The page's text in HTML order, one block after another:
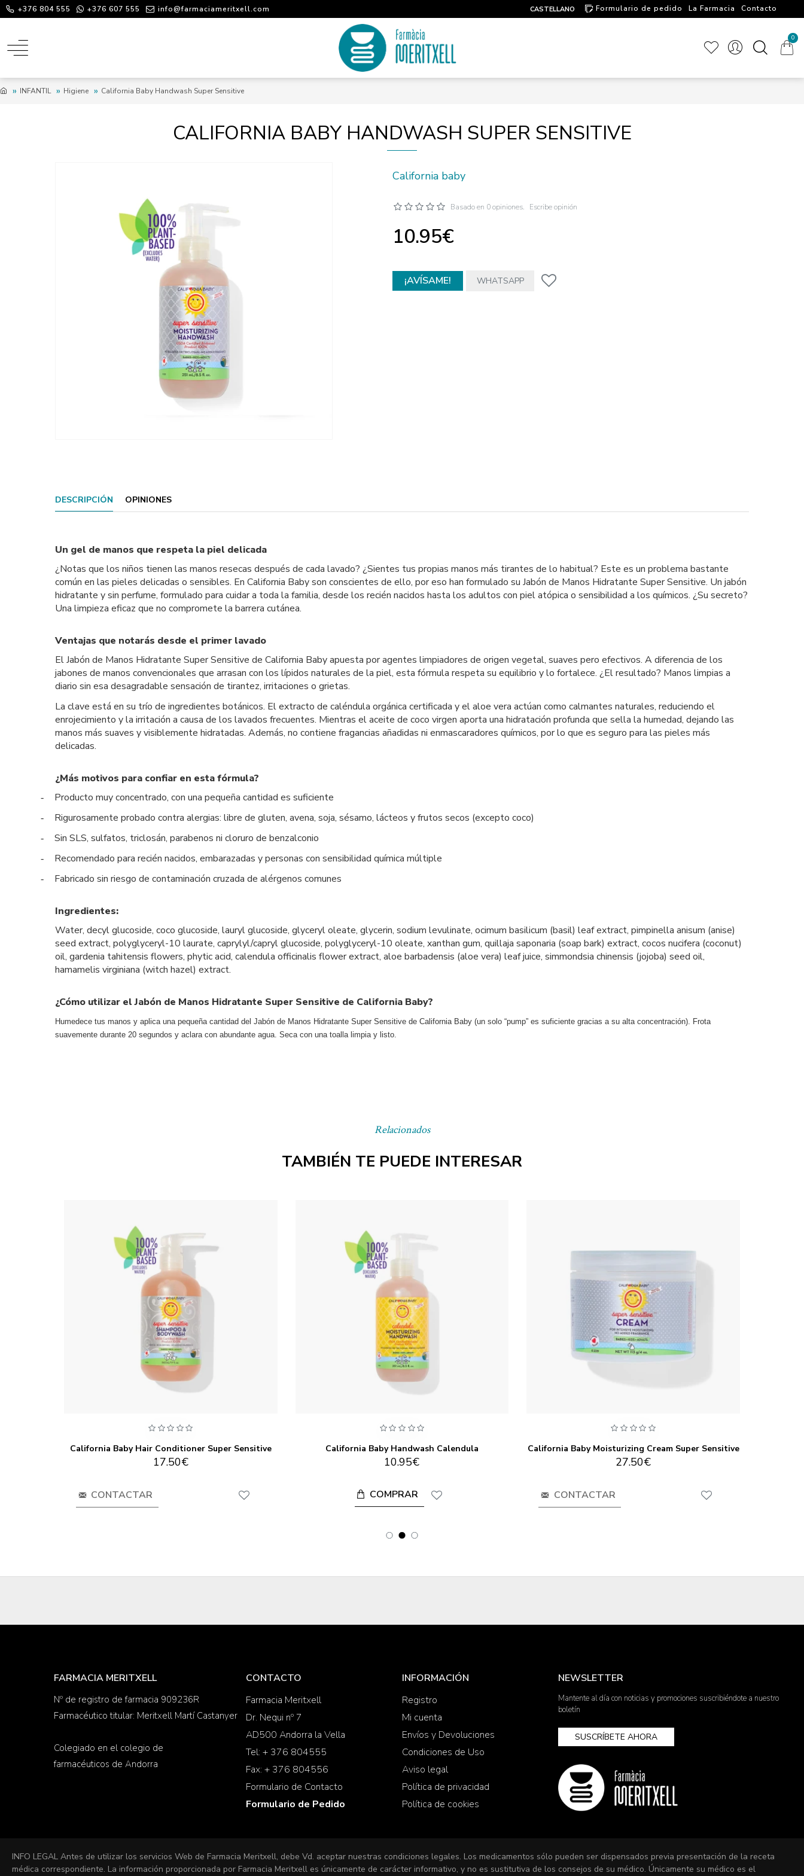
+376 804 555 +376 607 555 info@farmaciameritxell.com CASTELLANO Formulario de pedido La Farmacia
Contacto
0
INFANTIL Higiene California Baby Handwash Super Sensitive
CALIFORNIA BABY HANDWASH SUPER SENSITIVE
California baby
Basado en 0 opiniones. Escribe opinión
10.95€
¡AVÍSAME! WHATSAPP
Relacionados
TAMBIÉN TE PUEDE INTERESAR
California Baby Hair Conditioner Super Sensitive
17.50€
CONTACTAR
California Baby Handwash Calendula
10.95€
COMPRAR
California Baby Moisturizing Cream Super Sensitive
27.50€
CONTACTAR
DESCRIPCIÓN OPINIONES
Un gel de manos que respeta la piel delicada
¿Notas que los niños tienen las manos resecas después de cada lavado? ¿Sientes tus propias manos más tirantes de lo habitual? Este es un problema bastante
común en las pieles delicadas o sensibles. En California Baby son conscientes de ello, por eso han formulado su Jabón de Manos Hidratante Super Sensitive. Un jabón
hidratante y sin perfume, formulado para cuidar a toda la familia, desde los recién nacidos hasta los adultos con piel atópica o sensibilidad a los químicos. ¿Su secreto?
Una limpieza eficaz que no compromete la barrera cutánea.
Ventajas que notarás desde el primer lavado
El Jabón de Manos Hidratante Super Sensitive de California Baby apuesta por agentes limpiadores de origen vegetal, suaves pero efectivos. A diferencia de los
jabones de manos convencionales que arrasan con los lípidos naturales de la piel, esta fórmula respeta su equilibrio y lo fortalece. ¿El resultado? Manos limpias a
diario sin esa desagradable sensación de tirantez, irritaciones o grietas.
La clave está en su trío de ingredientes botánicos. El extracto de caléndula orgánica certificada y el aloe vera actúan como calmantes naturales, reduciendo el
enrojecimiento y la irritación a causa de los lavados frecuentes. Mientras el aceite de coco virgen aporta una hidratación profunda que sella la humedad, dejando las
manos más suaves y visiblemente hidratadas. Además, no contiene fragancias añadidas ni enmascaradores químicos, por lo que es seguro para las pieles más
delicadas.
¿Más motivos para confiar en esta fórmula?
- Producto muy concentrado, con una pequeña cantidad es suficiente
- Rigurosamente probado contra alergias: libre de gluten, avena, soja, sésamo, lácteos y frutos secos (excepto coco)
- Sin SLS, sulfatos, triclosán, parabenos ni cloruro de benzalconio
- Recomendado para recién nacidos, embarazadas y personas con sensibilidad química múltiple
- Fabricado sin riesgo de contaminación cruzada de alérgenos comunes
Ingredientes:
Water, decyl glucoside, coco glucoside, lauryl glucoside, glyceryl oleate, glycerin, sodium levulinate, ocimum basilicum (basil) leaf extract, pimpinella anisum (anise)
seed extract, polyglyceryl-10 laurate, caprylyl/capryl glucoside, polyglyceryl-10 oleate, xanthan gum, quillaja saponaria (soap bark) extract, cocos nucifera (coconut)
oil, gardenia tahitensis flowers, phytic acid, calendula officinalis flower extract, aloe barbadensis (aloe vera) leaf juice, simmondsia chinensis (jojoba) seed oil,
hamamelis virginiana (witch hazel) extract.
¿Cómo utilizar el Jabón de Manos Hidratante Super Sensitive de California Baby?
Humedece tus manos y aplica una pequeña cantidad del Jabón de Manos Hidratante Super Sensitive de California Baby (un solo “pump” es suficiente gracias a su alta concentración). Frota
suavemente durante 20 segundos y aclara con abundante agua. Seca con una toalla limpia y listo.
FARMACIA MERITXELL
Nº de registro de farmacia 909236R
Farmacéutico titular: Meritxell Martí Castanyer
Colegiado en el colegio de
farmacéuticos de Andorra
CONTACTO
Farmacia Meritxell
Dr. Nequi nº 7
AD500 Andorra la Vella
Tel: + 376 804555
Fax: + 376 804556
Formulario de Contacto
Formulario de Pedido
INFORMACIÓN
Registro
Mi cuenta
Envíos y Devoluciones
Condiciones de Uso
Aviso legal
Política de privacidad
Política de cookies
NEWSLETTER
Mantente al día con noticias y promociones suscribiéndote a nuestro
boletín
SUSCRÍBETE AHORA
INFO LEGAL Antes de utilizar los servicios Web de Farmacia Meritxell, debe Vd. aceptar nuestras condiciones legales. Los medicamentos sólo pueden ser dispensados previa presentación de la receta
médica correspondiente. La información proporcionada por Farmacia Meritxell es únicamente de carácter informativo, y no es sustitutiva de los consejos de su médico. Únicamente su médico es el